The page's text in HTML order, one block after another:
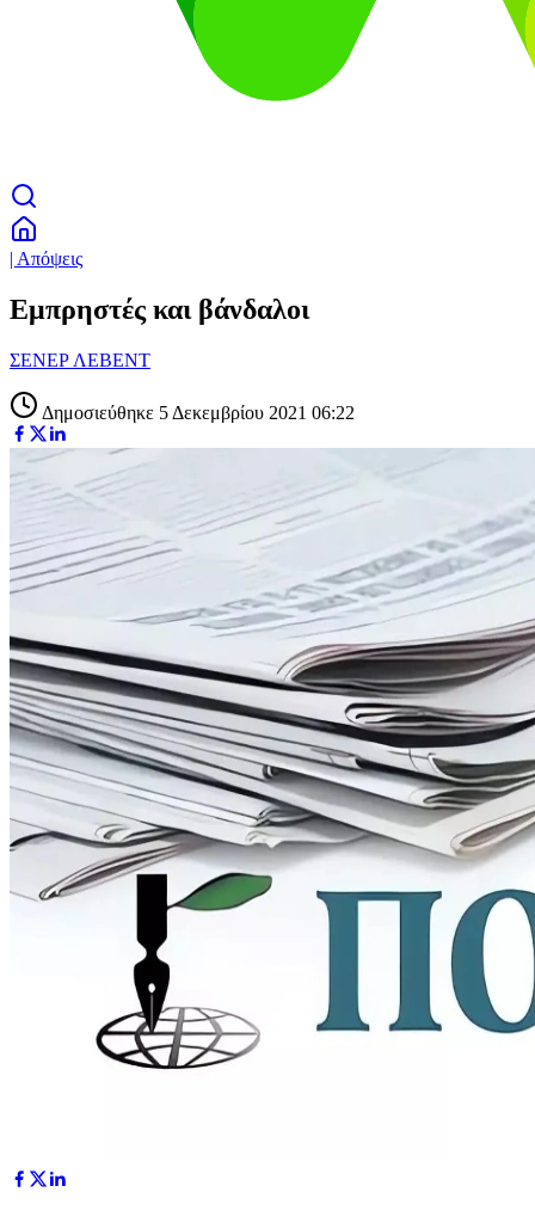
| Απόψεις
Εμπρηστές και βάνδαλοι
ΣΕΝΕΡ ΛΕΒΕΝΤ
Δημοσιεύθηκε 5 Δεκεμβρίου 2021 06:22